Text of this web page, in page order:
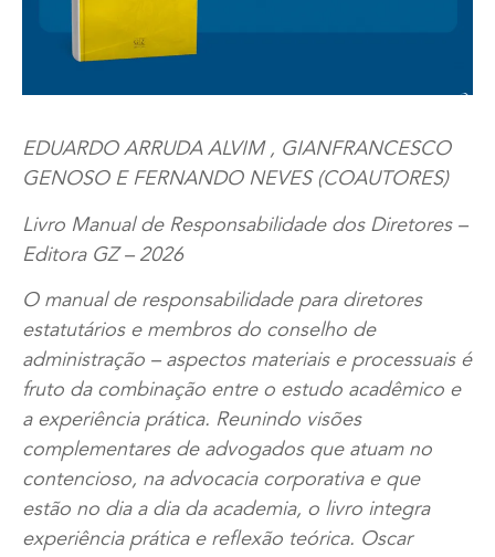
EDUARDO ARRUDA ALVIM , GIANFRANCESCO
GENOSO E FERNANDO NEVES (COAUTORES)
Livro Manual de Responsabilidade dos Diretores –
Editora GZ – 2026
O manual de responsabilidade para diretores
estatutários e membros do conselho de
administração – aspectos materiais e processuais é
fruto da combinação entre o estudo acadêmico e
a experiência prática. Reunindo visões
complementares de advogados que atuam no
contencioso, na advocacia corporativa e que
estão no dia a dia da academia, o livro integra
experiência prática e reflexão teórica. Oscar